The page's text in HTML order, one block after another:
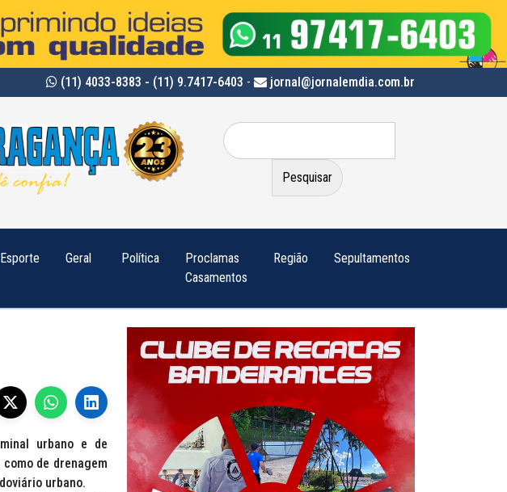
(11) 4033-8383 - (11) 9.7417-6403 - jornal@jornalemdia.com.br
Pesquisar
por:
Esporte Geral Política
Proclamas
Casamentos
Região Sepultamentos
urbano e de
de drenagem
urbano.